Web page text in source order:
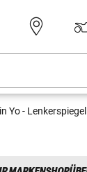
Yo - Lenkerspiegel